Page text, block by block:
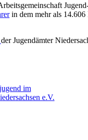
in dem mehr als 14.606
der Jugendämter
im
e.V.